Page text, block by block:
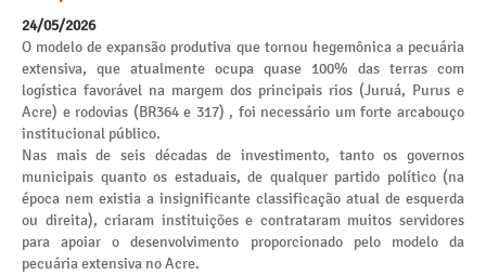
24/05/2026
O modelo de expansão produtiva que tornou hegemônica a pecuária
extensiva, que atualmente ocupa quase 100% das terras com
logística favorável na margem dos principais rios (Juruá, Purus e
Acre) e rodovias (BR364 e 317) , foi necessário um forte arcabouço
institucional público.
Nas mais de seis décadas de investimento, tanto os governos
municipais quanto os estaduais, de qualquer partido político (na
época nem existia a insignificante classificação atual de esquerda
ou direita), criaram instituições e contrataram muitos servidores
para apoiar o desenvolvimento proporcionado pelo modelo da
pecuária extensiva no Acre.